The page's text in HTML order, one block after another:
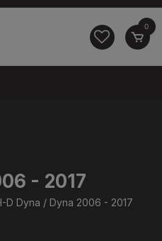
0
- 2017
D Dyna / Dyna 2006 - 2017